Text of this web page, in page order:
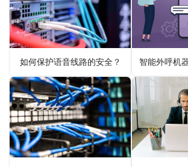
如何保护语音线路的安全？